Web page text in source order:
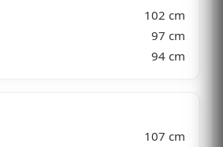
102 cm
97 cm
94 cm
107 cm